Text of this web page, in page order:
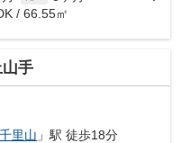
/ 66.55㎡
手
千里山 」駅 徒歩18分